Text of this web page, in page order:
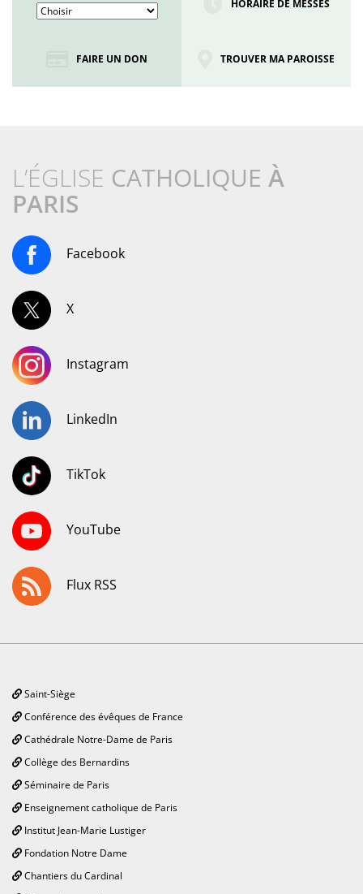
HORAIRE DE MESSES
FAIRE UN DON TROUVER MA PAROISSE
L’ÉGLISE CATHOLIQUE À
PARIS
Facebook
X
Instagram
LinkedIn
TikTok
YouTube
Flux RSS
Saint-Siège
Conférence des évêques de France
Cathédrale Notre-Dame de Paris
Collège des Bernardins
Séminaire de Paris
Enseignement catholique de Paris
Institut Jean-Marie Lustiger
Fondation Notre Dame
Chantiers du Cardinal